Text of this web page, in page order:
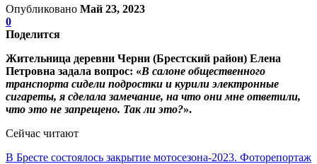
Опубликовано Май 23, 2023
0
Поделится
Жительница деревни Черни (Брестский район) Елена
Петровна задала вопрос: «В салоне общественного
транспорта сидели подростки и курили электронные
сигареты, я сделала замечание, на что они мне ответили,
что это не запрещено. Так ли это?».
Сейчас читают
В Бресте состоялось закрытие мотосезона-2023. Фоторепортаж